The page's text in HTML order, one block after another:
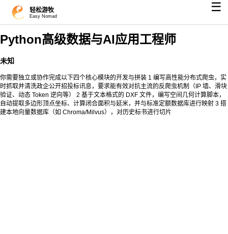
轻松游牧
Easy Nomad
☰
Python高级数据与AI应用工程师
未知
你需要独立或协作完成以下四个核心模块的开发与拼装 1 编写高性能分布式爬虫，实
时抓取并清洗政企公开招投标讯息，要求能有效对抗主流的反爬虫机制（IP 墙、滑块
验证、动态 Token 逆向等） 2 基于文本格式的 DXF 文件，编写空间几何计算脚本，
自动提取多边形顶点坐标、计算闭合面积与延米，并与标准定额数据库进行映射 3 搭
建本地向量数据库（如 Chroma/Milvus），对历史标书进行切片